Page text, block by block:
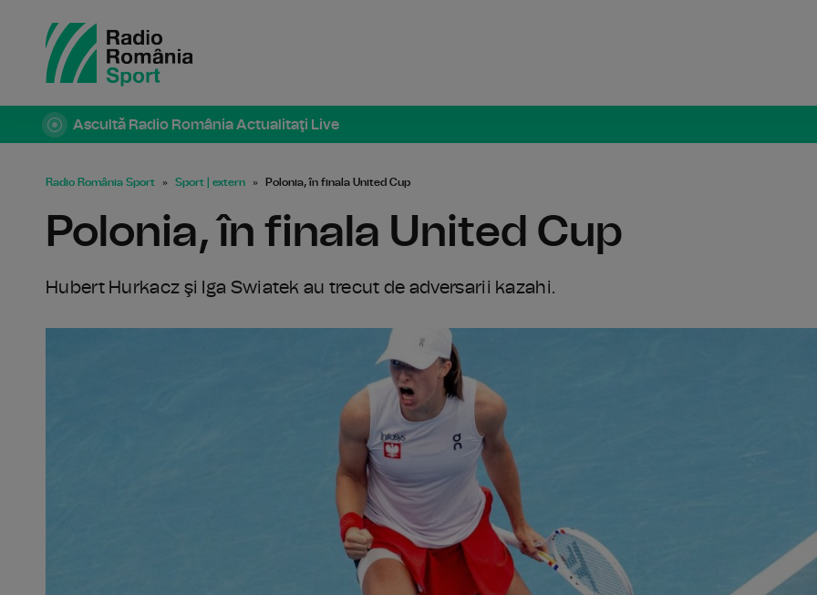
Ascultă Radio România Actualitaţi Live
Radio România Sport Sport | extern Polonia, în finala United Cup
Polonia, în finala United Cup
Hubert Hurkacz şi Iga Swiatek au trecut de adversarii kazahi.